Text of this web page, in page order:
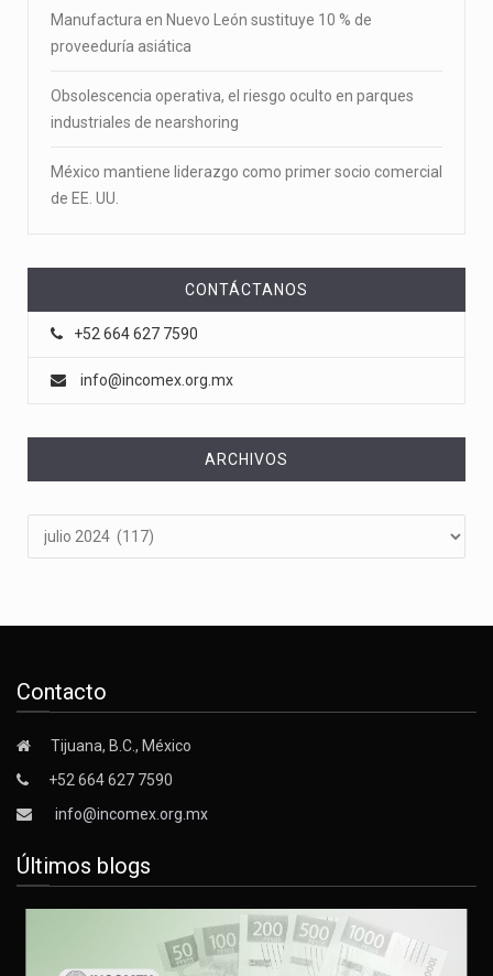
Manufactura en Nuevo León sustituye 10 % de
proveeduría asiática
Obsolescencia operativa, el riesgo oculto en parques
industriales de nearshoring
México mantiene liderazgo como primer socio comercial
de EE. UU.
CONTÁCTANOS
+52 664 627 7590
info@incomex.org.mx
ARCHIVOS
Contacto
Tijuana, B.C., México
+52 664 627 7590
info@incomex.org.mx
Últimos blogs